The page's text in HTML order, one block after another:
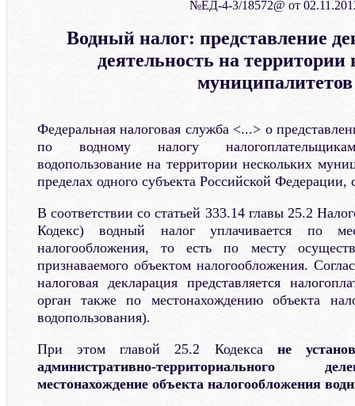
№ЕД-4-3/18572@ от
Водный налог: представление
деятельность на территории
муниципалитетов
Федеральная налоговая служба <...> о
по водному налогу
водопользование на территории нескольких
пределах одного субъекта Российской
В соответствии со статьей 333.14 главы 25.2
Кодекс) водный налог уплачивается по
налогообложения, то есть по месту
признаваемого объектом налогообложения.
налоговая декларация представляется
орган также по местонахождению объекта
водопользования).
При этом главой 25.2 Кодекса не
административно-территориального
местонахождение объекта налогообложения